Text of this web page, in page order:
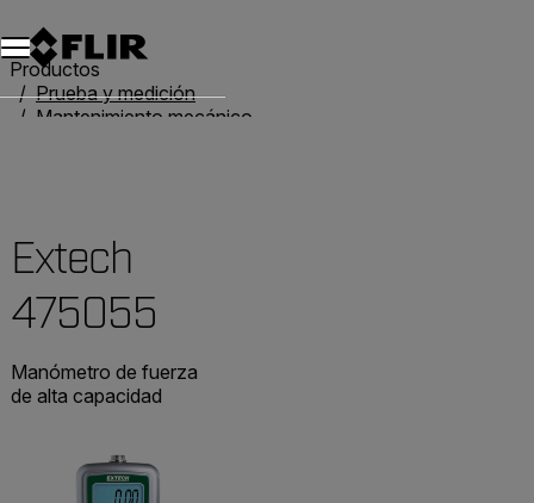
Unread messages
Modelo
Eliminar
artículos
artículo
Añadir al carro
Añadido al carro
Productos
Prueba y medición
Mantenimiento mecánico
Extech
475055
Manómetro de fuerza
de alta capacidad